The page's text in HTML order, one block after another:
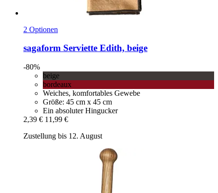
2 Optionen
sagaform Serviette Edith, beige
-80%
beige
bordeaux
Weiches, komfortables Gewebe
Größe: 45 cm x 45 cm
Ein absoluter Hingucker
2,39 € 11,99 €
Zustellung bis 12. August